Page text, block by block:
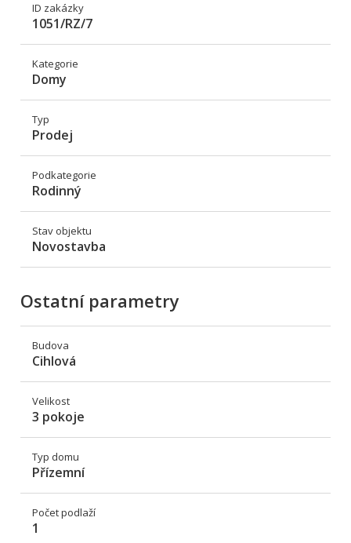
ID zakázky
1051/RZ/7
Kategorie
Domy
Typ
Prodej
Podkategorie
Rodinný
Stav objektu
Novostavba
Ostatní parametry
Budova
Cihlová
Velikost
3 pokoje
Typ domu
Přízemní
Počet podlaží
1